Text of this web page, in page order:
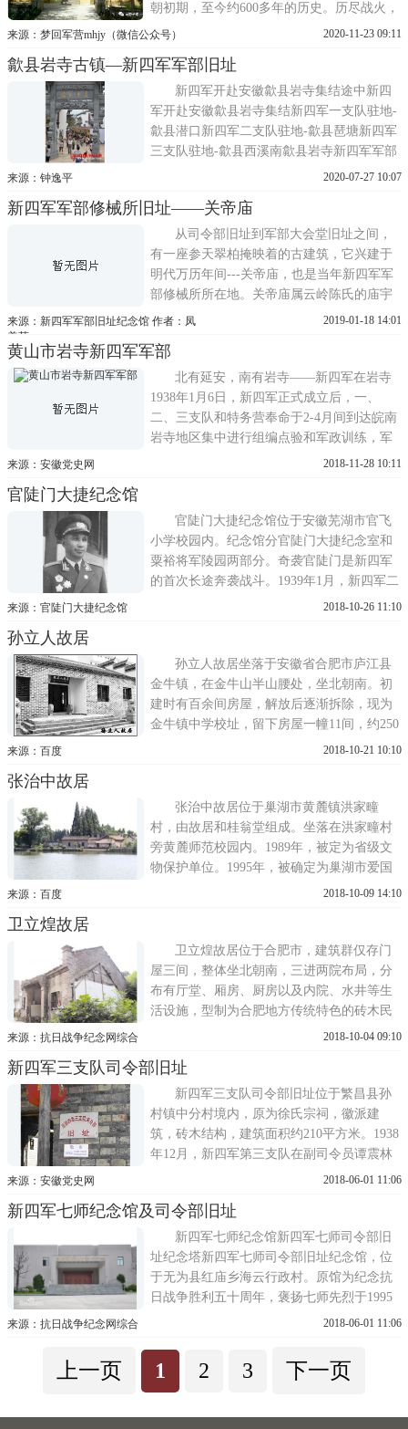
朝初期，至今约600多年的历史。历尽战火，
饱经岁月，数次重建。仙墩庙1941年10月，
邮、天长一带勘踏兵工厂建厂地点，选定了
仙墩庙为新址，于1942年2月组建新四军第二
师军工部第一厂，初
来源：梦回军营mhjy（微信公众号） 2020-11-23 09:11
歙县岩寺古镇—新四军军部旧址
新四军开赴安徽歙县岩寺集结途中新四
军开赴安徽歙县岩寺集结新四军一支队驻地-
歙县潜口新四军二支队驻地-歙县琶塘新四军
三支队驻地-歙县西溪南歙县岩寺新四军军部
旧址纪念馆新四军军部廉政教育馆歙县岩寺
和古点将台歙县老街许国牌坊建于 1584 年北
有延安，南有岩寺
来源：钟逸平 2020-07-27 10:07
新四军军部修械所旧址——关帝庙
从司令部旧址到军部大会堂旧址之间，
有一座参天翠柏掩映着的古建筑，它兴建于
明代万历年间---关帝庙，也是当年新四军军
部修械所所在地。关帝庙属云岭陈氏的庙宇
建筑之一，由云岭陈氏的关帝殿和观音堂(恒
宗祠的右边，正门朝向正对着云岭陈氏村落
入口处，整个建筑分为二进。关帝殿为何建
于此处，有这么一个
来源：新四军军部旧址纪念馆 作者：凤
美菊
2019-01-18 14:01
黄山市岩寺新四军军部
北有延安，南有岩寺——新四军在岩寺
1938年1月6日，新四军正式成立后，一、
二、三支队和特务营奉命于2-4月间到达皖南
岩寺地区集中进行组编点验和军政训练，军
部机关设在岩寺金家大院。经过组编训练，
东进抗日的序幕。5用1日后，部队分批奔赴
抗日前线，军部于5月
来源：安徽党史网 2018-11-28 10:11
官陡门大捷纪念馆
官陡门大捷纪念馆位于安徽芜湖市官飞
小学校园内。纪念馆分官陡门大捷纪念室和
粟裕将军陵园两部分。奇袭官陡门是新四军
的首次长途奔袭战斗。1939年1月，新四军二
支队副司令员粟裕，为狠狠打击日伪军的嚣
到结束仅用时八分钟。简介官陡门大捷纪念
馆位于安徽芜湖市
来源：官陡门大捷纪念馆 2018-10-26 11:10
孙立人故居
孙立人故居坐落于安徽省合肥市庐江县
金牛镇，在金牛山半山腰处，坐北朝南。初
建时有百余间房屋，解放后逐渐拆除，现为
金牛镇中学校址，留下房屋一幢11间，约250
平方米，是孙立人24岁时结婚时住处，木架
晋升安徽省第六批省级重点文物保护单位。
建设沿革
来源：百度 2018-10-21 10:10
张治中故居
张治中故居位于巢湖市黄麓镇洪家疃
村，由故居和桂翁堂组成。坐落在洪家疃村
旁黄麓师范校园内。1989年，被定为省级文
物保护单位。1995年，被确定为巢湖市爱国
来源：百度 2018-10-09 14:10
卫立煌故居
卫立煌故居位于合肥市，建筑群仅存门
屋三间，整体坐北朝南，三进两院布局，分
布有厅堂、厢房、厨房以及内院、水井等生
活设施，型制为合肥地方传统特色的砖木民
居建筑，东北角原建有一座三层青砖洋楼，
经完成了图纸的设计整理工作。卫立煌故居
将与包河区绿色港湾主题公园融为一体，成
为南淝河畔内涵丰富的人文景
来源：抗日战争纪念网综合 2018-10-04 09:10
新四军三支队司令部旧址
新四军三支队司令部旧址位于繁昌县孙
村镇中分村境内，原为徐氏宗祠，徽派建
筑，砖木结构，建筑面积约210平方米。1938
年12月，新四军第三支队在副司令员谭震林
率领下，由南陵蒲桥、青弋江一线移防铜繁
脚，政治部设在铜陵燕子牧。1939年4月23
日，为便于领导和指挥三支队在铜繁地区的
活动，三支队司令部、政治部和五团团...
来源：安徽党史网 2018-06-01 11:06
新四军七师纪念馆及司令部旧址
新四军七师纪念馆新四军七师司令部旧
址纪念塔新四军七师司令部旧址纪念馆，位
于无为县红庙乡海云行政村。原馆为纪念抗
日战争胜利五十周年，褒扬七师先烈于1995
年10月建成。新馆于2012年始建，于2014年7
设有皖江抗日起怒潮血泊中诞生的新四军第
七师第七师健儿驰骋皖江永远的丰碑等8个展
来源：抗日战争纪念网综合 2018-06-01 11:06
上一页 1 2 3 下一页